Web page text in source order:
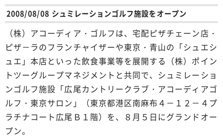
2008/08/08 シュミレーションゴルフ施設をオープン
（株）アコーディア・ゴルフは、宅配ピザチェーン店・
ピザ－ラのフランチャイザーや東京・青山の「シュエシ
ュエ」本店といった飲食事業等を展開する（株）ポイン
トツーグループマネジメントと共同で、シュミレーショ
ンゴルフ施設「広尾カントリークラブ・アコーディアゴ
ルフ・東京サロン」（東京都港区南麻布４－１２－４プ
ラチナコート広尾Ｂ１階）を、８月５日にグランドオー
プン。